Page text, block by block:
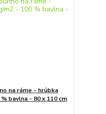
na ráme - hrúbka
bavlna - 80 x 110 cm